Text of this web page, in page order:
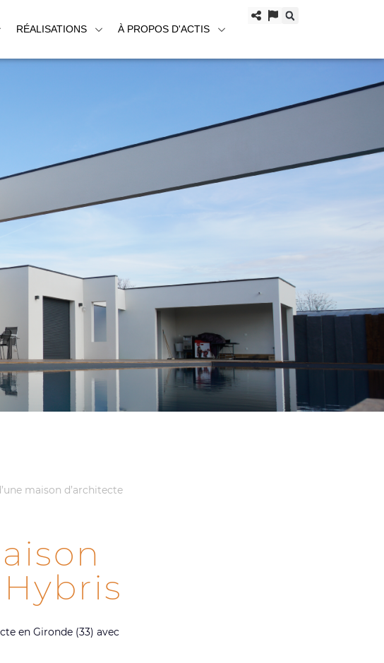
RÉALISATIONS À PROPOS D'ACTIS
maison d’architecte
en Gironde (33) avec